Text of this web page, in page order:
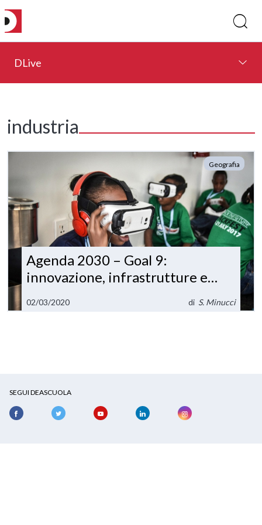
DLive
industria
Geografia
Agenda 2030 – Goal 9:
innovazione, infrastrutture e
02/03/2020 di S. Minucci
SEGUI DEASCUOLA